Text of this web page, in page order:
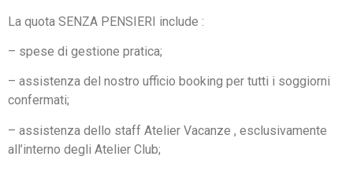
La quota SENZA PENSIERI include :
– spese di gestione pratica;
– assistenza del nostro ufficio booking per tutti i soggiorni
confermati;
– assistenza dello staff Atelier Vacanze , esclusivamente
all’interno degli Atelier Club;